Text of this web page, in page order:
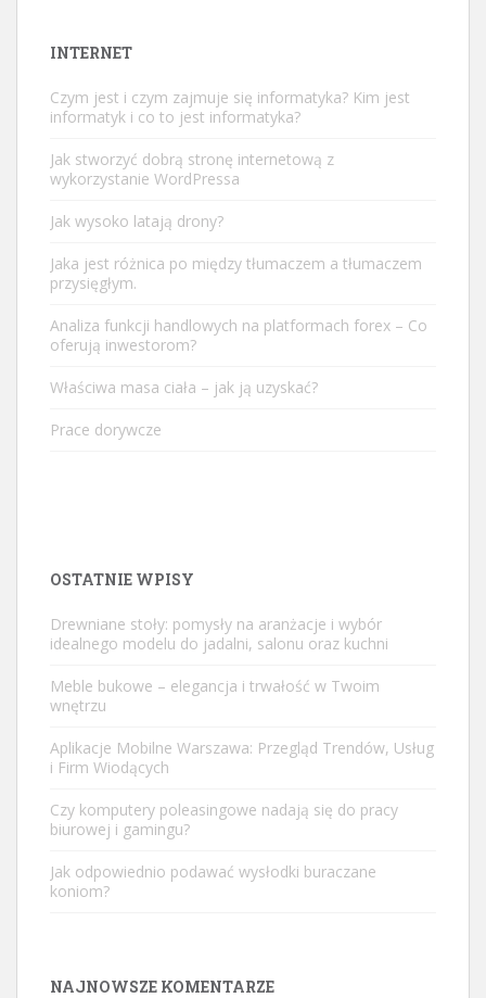
INTERNET
Czym jest i czym zajmuje się informatyka? Kim jest
informatyk i co to jest informatyka?
Jak stworzyć dobrą stronę internetową z
wykorzystanie WordPressa
Jak wysoko latają drony?
Jaka jest różnica po między tłumaczem a tłumaczem
przysięgłym.
Analiza funkcji handlowych na platformach forex – Co
oferują inwestorom?
Właściwa masa ciała – jak ją uzyskać?
Prace dorywcze
OSTATNIE WPISY
Drewniane stoły: pomysły na aranżacje i wybór
idealnego modelu do jadalni, salonu oraz kuchni
Meble bukowe – elegancja i trwałość w Twoim
wnętrzu
Aplikacje Mobilne Warszawa: Przegląd Trendów, Usług
i Firm Wiodących
Czy komputery poleasingowe nadają się do pracy
biurowej i gamingu?
Jak odpowiednio podawać wysłodki buraczane
koniom?
NAJNOWSZE KOMENTARZE